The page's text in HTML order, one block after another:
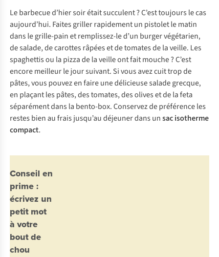
Le barbecue d’hier soir était succulent ? C’est toujours le cas
aujourd’hui. Faites griller rapidement un pistolet le matin
dans le grille-pain et remplissez-le d’un burger végétarien,
de salade, de carottes râpées et de tomates de la veille. Les
spaghettis ou la pizza de la veille ont fait mouche ? C’est
encore meilleur le jour suivant. Si vous avez cuit trop de
pâtes, vous pouvez en faire une délicieuse salade grecque,
en plaçant les pâtes, des tomates, des olives et de la feta
séparément dans la bento-box. Conservez de préférence les
restes bien au frais jusqu’au déjeuner dans unsac isotherme
compact.
Conseil en
prime :
écrivez un
petit mot
à votre
bout de
chou